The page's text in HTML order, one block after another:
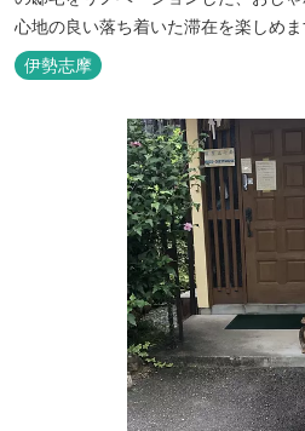
心地の良い落ち着いた滞在を楽しめま
伊勢志摩